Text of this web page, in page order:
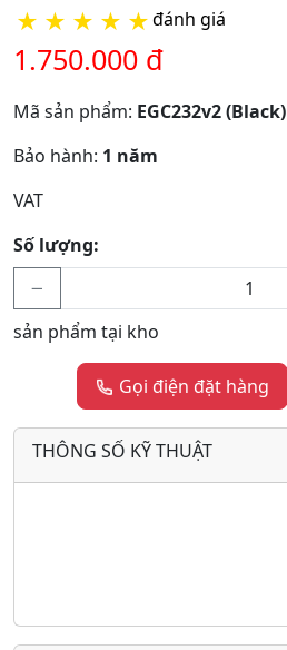
★ ★ ★ ★ ★đánh giá
1.750.000 đ
Mã sản phẩm: EGC232v2 (Black)
Bảo hành: 1 năm
VAT
Số lượng:
sản phẩm tại kho
Gọi điện đặt hàng
THÔNG SỐ KỸ THUẬT